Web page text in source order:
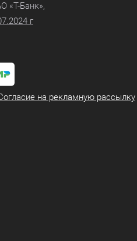
«Т-Банк»,
г
на рекламную рассылку